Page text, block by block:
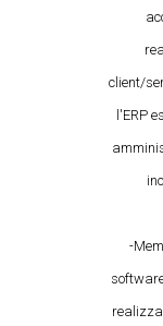
client/
l'ERP
-